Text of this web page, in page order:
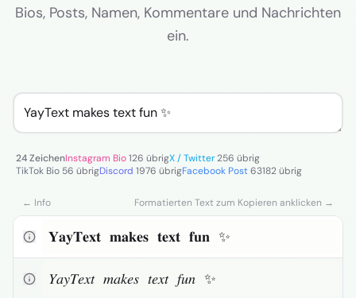
Twitter/X-Schriften
Ästhetischer Text
Toggle theme
Bios, Posts, Namen, Kommentare und Nachrichten
ein.
24 ZeichenInstagram Bio126 übrigX / Twitter256 übrig
TikTok Bio 56 übrigDiscord 1976 übrigFacebook Post63182 übrig
← Info Formatierten Text zum Kopieren anklicken →
𝐘𝐚𝐲𝐓𝐞𝐱𝐭 𝐦𝐚𝐤𝐞𝐬 𝐭𝐞𝐱𝐭 𝐟𝐮𝐧 ✨
𝑌𝑎𝑦𝑇𝑒𝑥𝑡 𝑚𝑎𝑘𝑒𝑠 𝑡𝑒𝑥𝑡 𝑓𝑢𝑛 ✨